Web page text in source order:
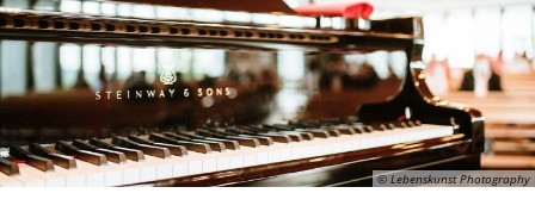
© Lebenskunst Photography